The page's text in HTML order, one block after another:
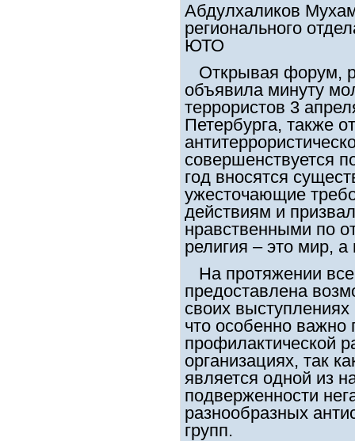
Абдулхаликов
регионального
ЮТО
Открывая форум,
объявила минуту
террористов 3
Петербурга, также
совершенствуется
год вносятся
ужесточающие
действиям и
нравственными по
религия – это мир, а
На протяжении
предоставлена
своих
что особенно важно
профилактической
организациях, так
является одной из
подверженности
разнообразных
групп.